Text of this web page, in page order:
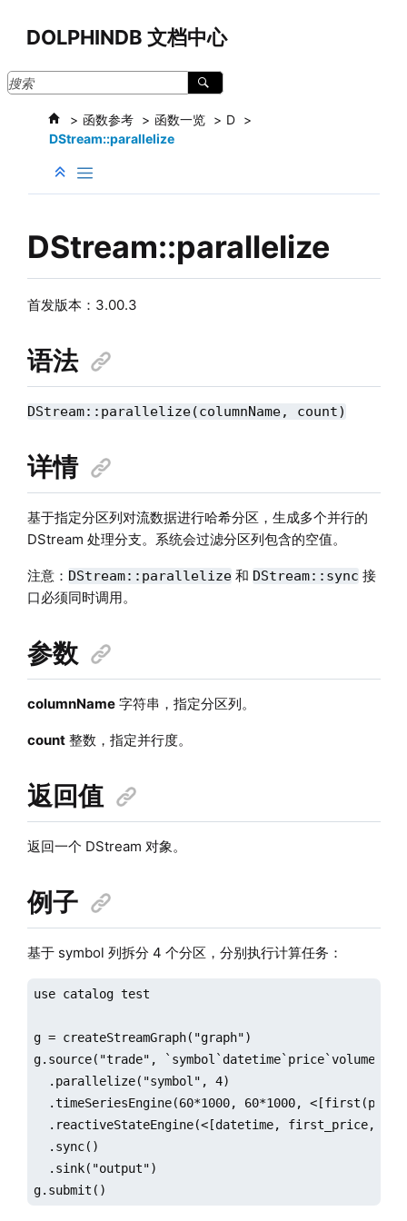
DOLPHINDB 文档中心
函数参考 函数一览
D
DStream::parallelize
DStream::parallelize
首发版本：3.00.3
语法
DStream::parallelize(columnName, count)
详情
基于指定分区列对流数据进行哈希分区，生成多个并行的
DStream 处理分支。系统会过滤分区列包含的空值。
注意： DStream::parallelize和 DStream::sync 接
口必须同时调用。
参数
columnName字符串，指定分区列。
count整数，指定并行度。
返回值
返回一个 DStream 对象。
例子
基于 symbol 列拆分 4 个分区，分别执行计算任务：
use catalog test
g = createStreamGraph("graph")
g.source("trade", `symbol`datetime`price`volume,
  .parallelize("symbol", 4)
.timeSeriesEngine(60*1000, 60*1000,
.reactiveStateEngine(<[datetime, first_price,
  .sync()
  .sink("output")
g.submit()